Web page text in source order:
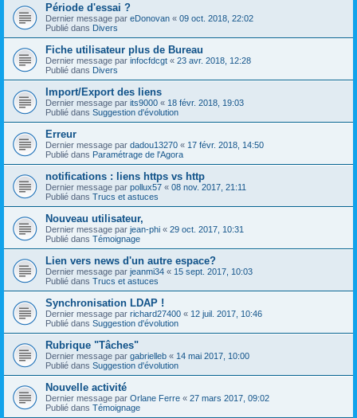
Période d'essai ?
Dernier message par eDonovan « 09 oct. 2018, 22:02
Publié dans Divers
Fiche utilisateur plus de Bureau
Dernier message par infocfdcgt « 23 avr. 2018, 12:28
Publié dans Divers
Import/Export des liens
Dernier message par its9000 « 18 févr. 2018, 19:03
Publié dans Suggestion d'évolution
Erreur
Dernier message par dadou13270 « 17 févr. 2018, 14:50
Publié dans Paramétrage de l'Agora
notifications : liens https vs http
Dernier message par pollux57 « 08 nov. 2017, 21:11
Publié dans Trucs et astuces
Nouveau utilisateur,
Dernier message par jean-phi « 29 oct. 2017, 10:31
Publié dans Témoignage
Lien vers news d'un autre espace?
Dernier message par jeanmi34 « 15 sept. 2017, 10:03
Publié dans Trucs et astuces
Synchronisation LDAP !
Dernier message par richard27400 « 12 juil. 2017, 10:46
Publié dans Suggestion d'évolution
Rubrique "Tâches"
Dernier message par gabrielleb « 14 mai 2017, 10:00
Publié dans Suggestion d'évolution
Nouvelle activité
Dernier message par Orlane Ferre « 27 mars 2017, 09:02
Publié dans Témoignage